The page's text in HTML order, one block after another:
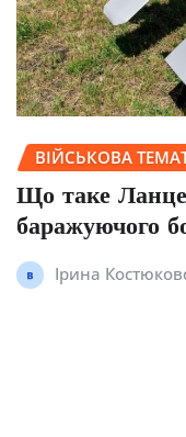
ВІЙСЬКОВА
Що таке
баражуючого
Ірина